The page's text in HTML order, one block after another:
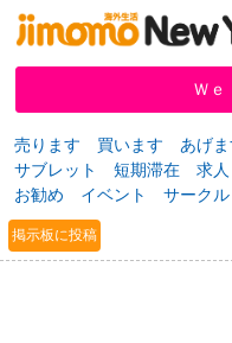
新規登録
掲示板
Ｗｅ
売ります 買います あげ
サブレット
短期滞在 求人
お勧め
イベント サークル
掲示板に投稿